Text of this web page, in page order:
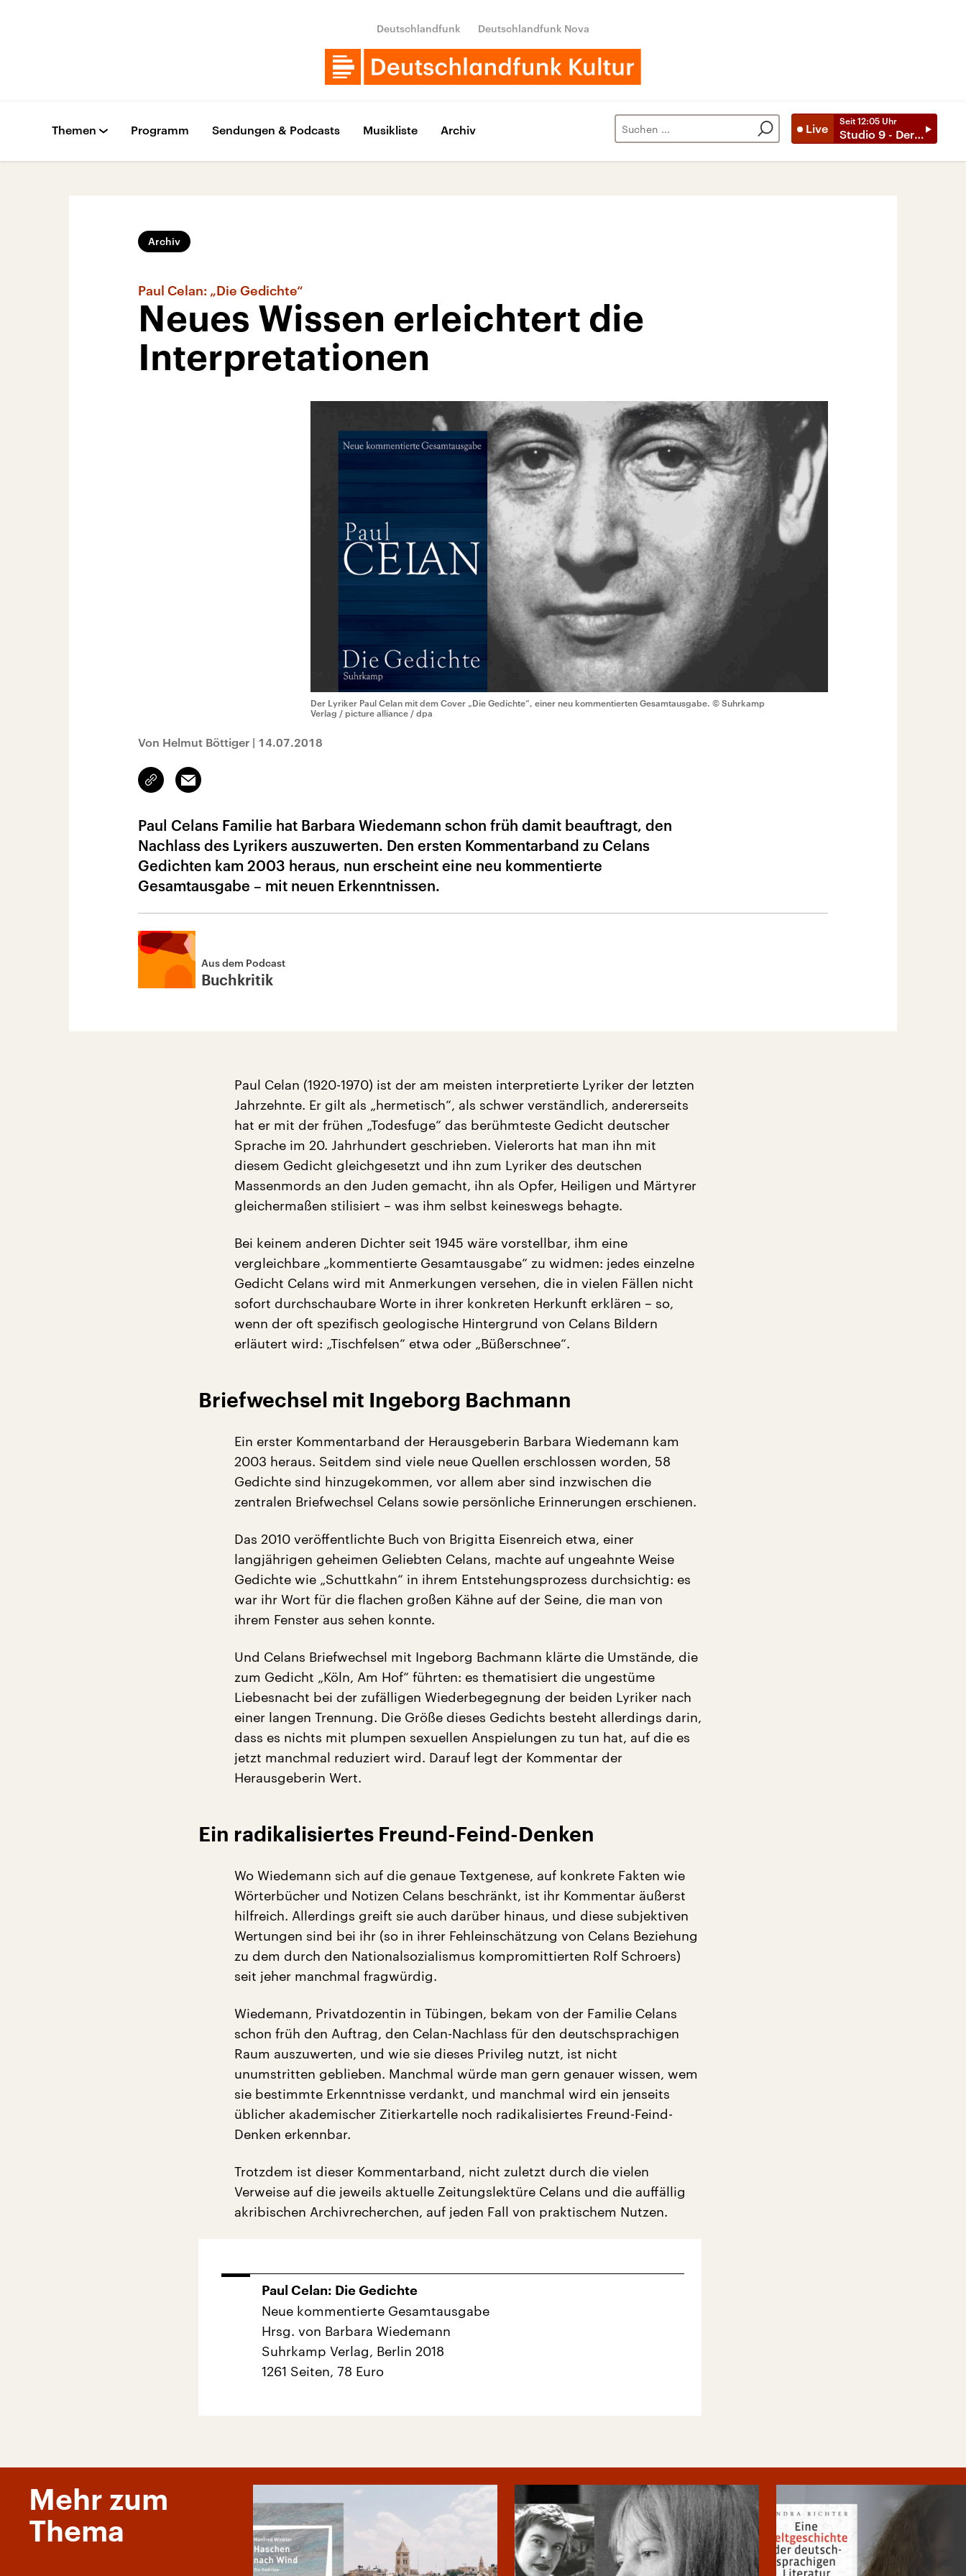
Deutschlandfunk Deutschlandfunk Nova
Live
Seit 12:05 Uhr
Studio 9 - Der Tag mit
Themen Programm Sendungen & Podcasts Musikliste Archiv
Archiv
Paul Celan: „Die Gedichte“
Neues Wissen erleichtert die
Interpretationen
Der Lyriker Paul Celan mit dem Cover „Die Gedichte“, einer neu kommentierten Gesamtausgabe. © Suhrkamp
Verlag / picture alliance / dpa
Von Helmut Böttiger | 14.07.2018
Link
kopieren/teilen
Email
Paul Celans Familie hat Barbara Wiedemann schon früh damit beauftragt, den
Nachlass des Lyrikers auszuwerten. Den ersten Kommentarband zu Celans
Gedichten kam 2003 heraus, nun erscheint eine neu kommentierte
Gesamtausgabe – mit neuen Erkenntnissen.
Aus dem Podcast
Buchkritik
Paul Celan (1920-1970) ist der am meisten interpretierte Lyriker der letzten
Jahrzehnte. Er gilt als „hermetisch“, als schwer verständlich, andererseits
hat er mit der frühen „Todesfuge“ das berühmteste Gedicht deutscher
Sprache im 20. Jahrhundert geschrieben. Vielerorts hat man ihn mit
diesem Gedicht gleichgesetzt und ihn zum Lyriker des deutschen
Massenmords an den Juden gemacht, ihn als Opfer, Heiligen und Märtyrer
gleichermaßen stilisiert – was ihm selbst keineswegs behagte.
Bei keinem anderen Dichter seit 1945 wäre vorstellbar, ihm eine
vergleichbare „kommentierte Gesamtausgabe“ zu widmen: jedes einzelne
Gedicht Celans wird mit Anmerkungen versehen, die in vielen Fällen nicht
sofort durchschaubare Worte in ihrer konkreten Herkunft erklären – so,
wenn der oft spezifisch geologische Hintergrund von Celans Bildern
erläutert wird: „Tischfelsen“ etwa oder „Büßerschnee“.
Briefwechsel mit Ingeborg Bachmann
Ein erster Kommentarband der Herausgeberin Barbara Wiedemann kam
2003 heraus. Seitdem sind viele neue Quellen erschlossen worden, 58
Gedichte sind hinzugekommen, vor allem aber sind inzwischen die
zentralen Briefwechsel Celans sowie persönliche Erinnerungen erschienen.
Das 2010 veröffentlichte Buch von Brigitta Eisenreich etwa, einer
langjährigen geheimen Geliebten Celans, machte auf ungeahnte Weise
Gedichte wie „Schuttkahn“ in ihrem Entstehungsprozess durchsichtig: es
war ihr Wort für die flachen großen Kähne auf der Seine, die man von
ihrem Fenster aus sehen konnte.
Und Celans Briefwechsel mit Ingeborg Bachmann klärte die Umstände, die
zum Gedicht „Köln, Am Hof“ führten: es thematisiert die ungestüme
Liebesnacht bei der zufälligen Wiederbegegnung der beiden Lyriker nach
einer langen Trennung. Die Größe dieses Gedichts besteht allerdings darin,
dass es nichts mit plumpen sexuellen Anspielungen zu tun hat, auf die es
jetzt manchmal reduziert wird. Darauf legt der Kommentar der
Herausgeberin Wert.
Ein radikalisiertes Freund-Feind-Denken
Wo Wiedemann sich auf die genaue Textgenese, auf konkrete Fakten wie
Wörterbücher und Notizen Celans beschränkt, ist ihr Kommentar äußerst
hilfreich. Allerdings greift sie auch darüber hinaus, und diese subjektiven
Wertungen sind bei ihr (so in ihrer Fehleinschätzung von Celans Beziehung
zu dem durch den Nationalsozialismus kompromittierten Rolf Schroers)
seit jeher manchmal fragwürdig.
Wiedemann, Privatdozentin in Tübingen, bekam von der Familie Celans
schon früh den Auftrag, den Celan-Nachlass für den deutschsprachigen
Raum auszuwerten, und wie sie dieses Privileg nutzt, ist nicht
unumstritten geblieben. Manchmal würde man gern genauer wissen, wem
sie bestimmte Erkenntnisse verdankt, und manchmal wird ein jenseits
üblicher akademischer Zitierkartelle noch radikalisiertes Freund-Feind-
Denken erkennbar.
Trotzdem ist dieser Kommentarband, nicht zuletzt durch die vielen
Verweise auf die jeweils aktuelle Zeitungslektüre Celans und die auffällig
akribischen Archivrecherchen, auf jeden Fall von praktischem Nutzen.
Paul Celan: Die Gedichte
Neue kommentierte Gesamtausgabe
Hrsg. von Barbara Wiedemann
Suhrkamp Verlag, Berlin 2018
1261 Seiten, 78 Euro
Mehr zum
Thema